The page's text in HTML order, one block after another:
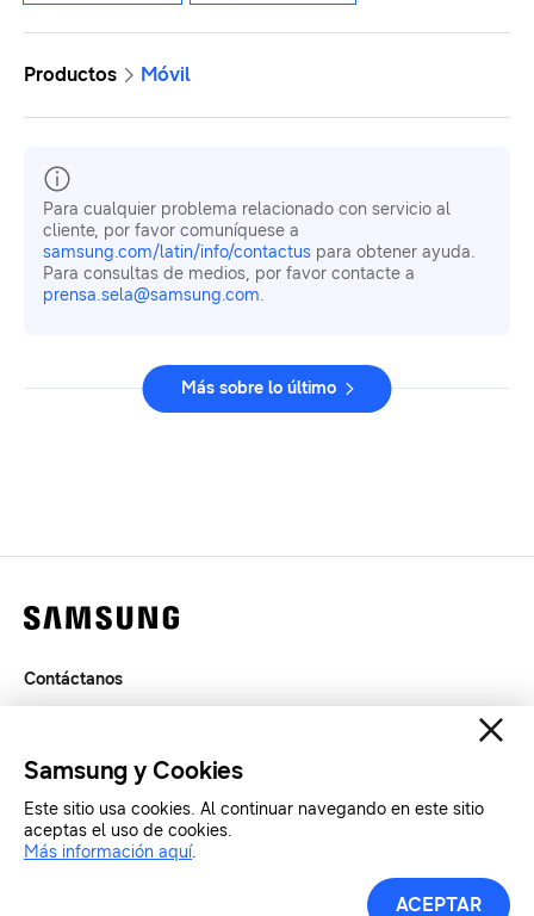
Productos Móvil
Para cualquier problema relacionado con servicio al
cliente, por favor comuníquese a
samsung.com/latin/info/contactus para obtener ayuda.
Para consultas de medios, por favor contacte a
prensa.sela@samsung.com.
Más sobre lo último
Contáctanos
SAMSUNG.COM
Copyright© SAMSUNG All Rights Reserved.
Samsung y Cookies
Este sitio usa cookies. Al continuar navegando en este sitio
aceptas el uso de cookies.
Más información aquí.
ACEPTAR